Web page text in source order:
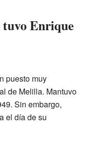
Enrique
puesto muy
de Melilla. Mantuvo
Sin embargo,
el día de su